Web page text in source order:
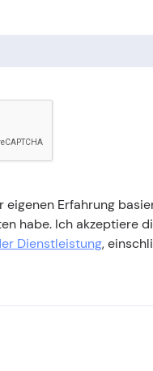
eigenen Erfahrung
habe. Ich akzeptiere
Dienstleistung,